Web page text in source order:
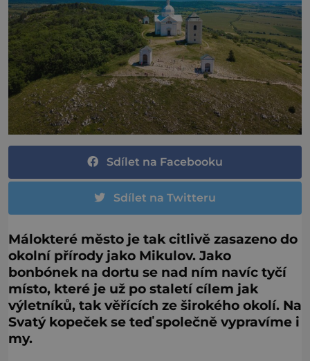
Sdílet na Facebooku
Sdílet na Twitteru
Málokteré město je tak citlivě zasazeno do
okolní přírody jako Mikulov. Jako
bonbónek na dortu se nad ním navíc tyčí
místo, které je už po staletí cílem jak
výletníků, tak věřících ze širokého okolí. Na
Svatý kopeček se teď společně vypravíme i
my.